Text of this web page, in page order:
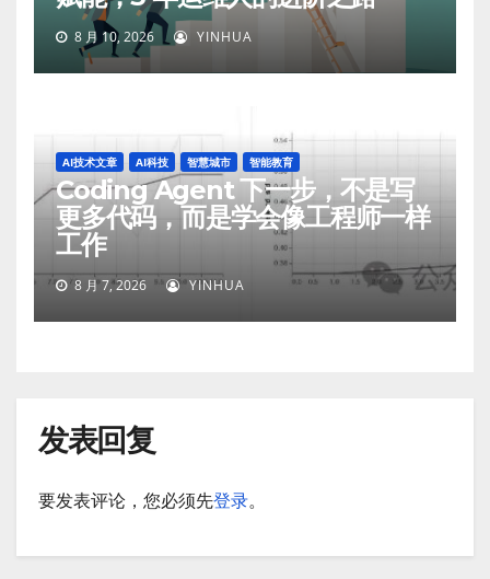
8 月 10, 2026 YINHUA
AI技术文章 AI科技 智慧城市 智能教育
Coding Agent 下一步，不是写
更多代码，而是学会像工程师一样
工作
8 月 7, 2026 YINHUA
发表回复
要发表评论，您必须先登录。